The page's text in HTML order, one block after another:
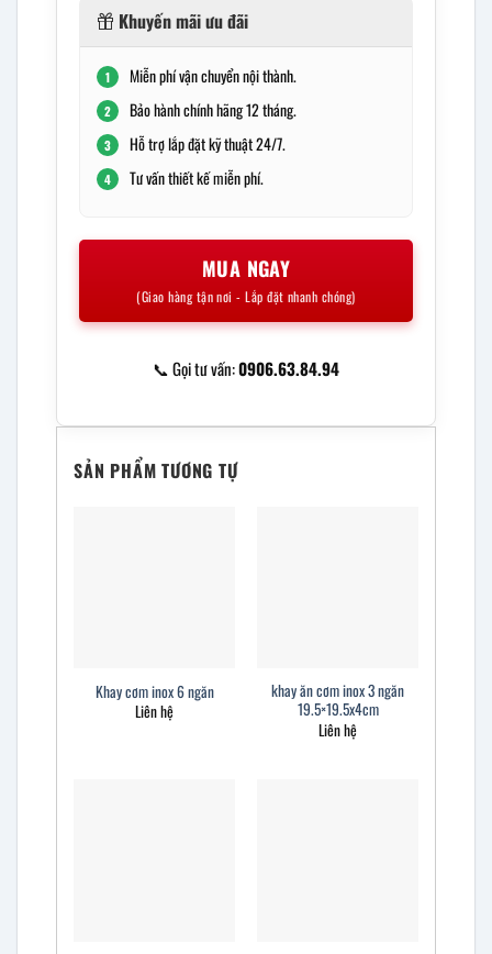
Khuyến mãi ưu đãi
1 Miễn phí vận chuyển nội thành.
2 Bảo hành chính hãng 12 tháng.
3 Hỗ trợ lắp đặt kỹ thuật 24/7.
4 Tư vấn thiết kế miễn phí.
MUA NGAY
(Giao hàng tận nơi - Lắp đặt nhanh chóng)
📞 Gọi tư vấn:0906.63.84.94
SẢN PHẨM TƯƠNG TỰ
Khay cơm inox 6 ngăn
Liên hệ
khay ăn cơm inox 3 ngăn
19.5×19.5x4cm
Liên hệ